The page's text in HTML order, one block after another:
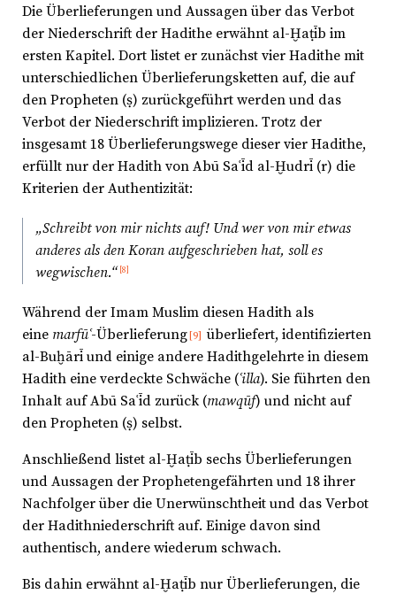
Die Überlieferungen und Aussagen über das Verbot
der Niederschrift der Hadithe erwähnt al-Ḫaṭīb im
ersten Kapitel. Dort listet er zunächst vier Hadithe mit
unterschiedlichen Überlieferungsketten auf, die auf
den Propheten (ṣ) zurückgeführt werden und das
Verbot der Niederschrift implizieren. Trotz der
insgesamt 18 Überlieferungswege dieser vier Hadithe,
erfüllt nur der Hadith von Abū Saʿīd al-Ḫudrī (r) die
Kriterien der Authentizität:
„Schreibt von mir nichts auf! Und wer von mir etwas
anderes als den Koran aufgeschrieben hat, soll es
wegwischen.“ [8]
Während der Imam Muslim diesen Hadith als
eine marfūʿ-Überlieferung[9] überliefert, identifizierten
al-Buḫārī und einige andere Hadithgelehrte in diesem
Hadith eine verdeckte Schwäche (ʿilla). Sie führten den
Inhalt auf Abū Saʿīd zurück (mawqūf) und nicht auf
den Propheten (ṣ) selbst.
Anschließend listet al-Ḫaṭīb sechs Überlieferungen
und Aussagen der Prophetengefährten und 18 ihrer
Nachfolger über die Unerwünschtheit und das Verbot
der Hadithniederschrift auf. Einige davon sind
authentisch, andere wiederum schwach.
Bis dahin erwähnt al-Ḫaṭīb nur Überlieferungen, die